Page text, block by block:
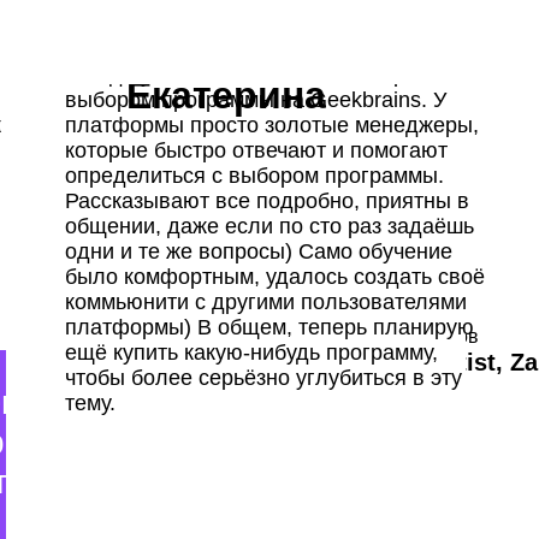
действует 0 дней 11:13:35
Оставьте заявку
-60%
Количество мест ограничено
Разработка
анализа
в Pandas, Matplotlib
помощи нейросетевых подходов
оценка важности фичей, отбор
уменьшения размерности
с помощью стандартных
R&D, ELMA
Андрей Мещеряков
Applied scientist,
воркшопы, прямые
и дизайн-спринты
полную
программа и консультация по
Екатерина
выбором программы на Geekbrains. У
платформы просто золотые менеджеры,
которые быстро отвечают и помогают
определиться с выбором программы.
Рассказывают все подробно, приятны в
общении, даже если по сто раз задаёшь
одни и те же вопросы) Само обучение
было комфортным, удалось создать своё
коммьюнити с другими пользователями
платформы) В общем, теперь планирую
ещё купить какую‑нибудь программу,
чтобы более серьёзно углубиться в эту
тему.